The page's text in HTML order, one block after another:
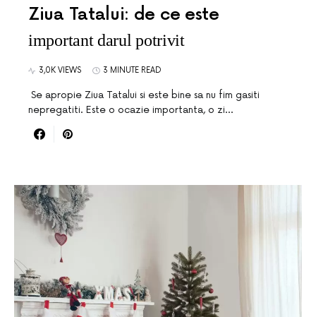
Ziua Tatalui: de ce este
important darul potrivit
3,0K VIEWS 3 MINUTE READ
Se apropie Ziua Tatalui si este bine sa nu fim gasiti
nepregatiti. Este o ocazie importanta, o zi…